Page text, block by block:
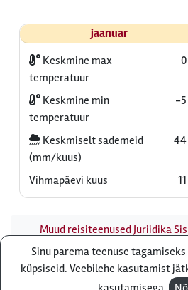
jaanuar
Keskmine max
temperatuur
0
Keskmine min
temperatuur
-5
Keskmiselt sademeid
(mm/kuus)
44
Vihmapäevi kuus 11
Küsi pakkumist
Muud reisiteenusedJuriidika
uudisvoogFirmastÄrikliendile
Reisibüroo Reisiekspert,
Sinu parema teenuse
küpsiseid. Veebilehe kasutamist